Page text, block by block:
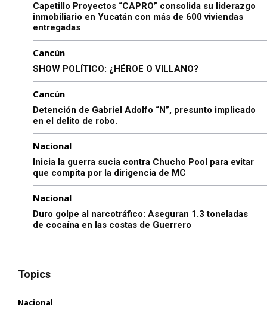
Capetillo Proyectos “CAPRO” consolida su liderazgo
inmobiliario en Yucatán con más de 600 viviendas
entregadas
Cancún
SHOW POLÍTICO: ¿HÉROE O VILLANO?
Cancún
Detención de Gabriel Adolfo “N”, presunto implicado
en el delito de robo.
Nacional
Inicia la guerra sucia contra Chucho Pool para evitar
que compita por la dirigencia de MC
Nacional
Duro golpe al narcotráfico: Aseguran 1.3 toneladas
de cocaína en las costas de Guerrero
Topics
Nacional